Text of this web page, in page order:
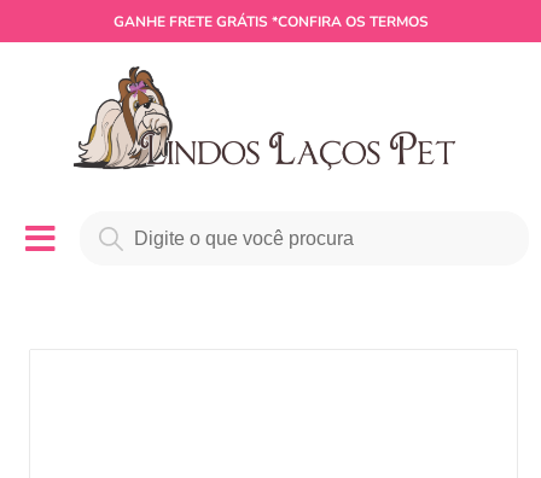
GANHE FRETE GRÁTIS *CONFIRA OS TERMOS